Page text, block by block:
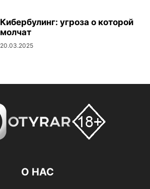
Кибербулинг: угроза о которой
молчат
20.03.2025
О НАС